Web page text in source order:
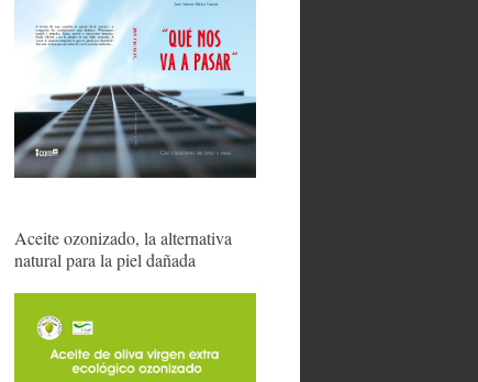
Aceite ozonizado, la alternativa
natural para la piel dañada